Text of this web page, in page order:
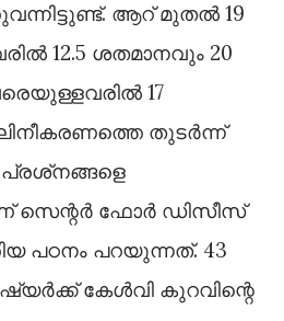
ആറ് മുതല്‍ 19
12.5 ശതമാനവും 20
17
തുടര്‍ന്ന്
പ്രശ്‌നങ്ങളെ
സെന്റര്‍ ഫോര്‍ ഡിസീസ്
പഠനം പറയുന്നത്. 43
കേള്‍വി കുറവിന്റെ